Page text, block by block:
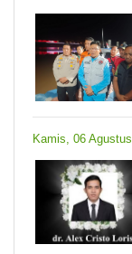
Kamis, 06